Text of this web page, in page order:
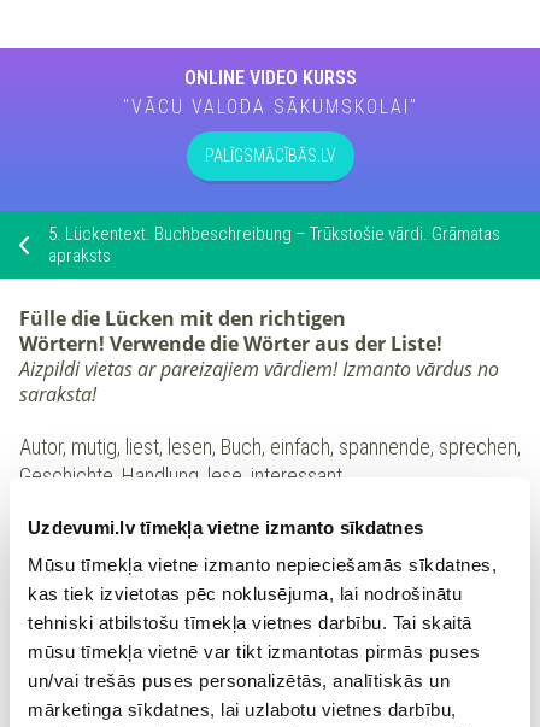
Uzdevumi.lv tīmekļa vietne izmanto sīkdatnes
Mūsu tīmekļa vietne izmanto nepieciešamās sīkdatnes,
kas tiek izvietotas pēc noklusējuma, lai nodrošinātu
tehniski atbilstošu tīmekļa vietnes darbību. Tai skaitā
mūsu tīmekļa vietnē var tikt izmantotas pirmās puses
un/vai trešās puses personalizētās, analītiskās un
mārketinga sīkdatnes, lai uzlabotu vietnes darbību,
ONLINE VIDEO KURSS
"VĀCU VALODA SĀKUMSKOLAI"
PALĪGSMĀCĪBĀS.LV
5. Lückentext. Buchbeschreibung – Trūkstošie vārdi. Grāmatas
apraksts
Fülle die Lücken mit den richtigen
Wörtern! Verwende die Wörter aus der Liste!
Aizpildi vietas ar pareizajiem vārdiem!Izmanto vārdus no
saraksta!
Autor, mutig, liest, lesen, Buch, einfach, spannende, sprechen,
Geschichte, Handlung, lese, interessant
1. Der erklärt die Handlung sehr gut.
2.Wir oft über Bücher in der Klasse.